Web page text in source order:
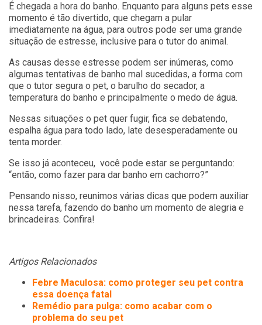
É chegada a hora do banho. Enquanto para alguns pets esse
momento é tão divertido, que chegam a pular
imediatamente na água, para outros pode ser uma grande
situação de estresse, inclusive para o tutor do animal.
As causas desse estresse podem ser inúmeras, como
algumas tentativas de banho mal sucedidas, a forma com
que o tutor segura o pet, o barulho do secador, a
temperatura do banho e principalmente o medo de água.
Nessas situações o pet quer fugir, fica se debatendo,
espalha água para todo lado, late desesperadamente ou
tenta morder.
Se isso já aconteceu, você pode estar se perguntando:
“então, como fazer para dar banho em cachorro?”
Pensando nisso, reunimos várias dicas que podem auxiliar
nessa tarefa, fazendo do banho um momento de alegria e
brincadeiras. Confira!
Artigos Relacionados
Febre Maculosa: como proteger seu pet contra
essa doença fatal
Remédio para pulga: como acabar com o
problema do seu pet